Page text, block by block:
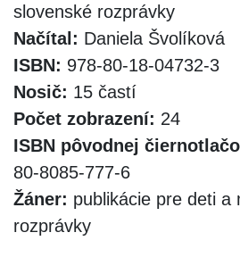
slovenské rozprávky
Načítal: Daniela Švolíková
ISBN: 978-80-18-04732-3
Nosič: 15 častí
Počet zobrazení: 24
ISBN pôvodnej
80-8085-777-6
Žáner: publikácie pre deti a
rozprávky